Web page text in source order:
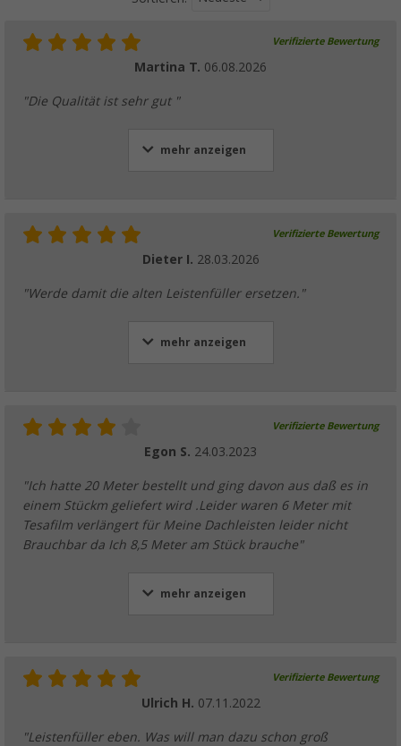
Verifizierte Bewertung
Martina T. 06.08.2026
"Die Qualität ist sehr gut "
mehr anzeigen
Verifizierte Bewertung
Dieter I. 28.03.2026
"Werde damit die alten Leistenfüller ersetzen."
mehr anzeigen
Verifizierte Bewertung
Egon S. 24.03.2023
"Ich hatte 20 Meter bestellt und ging davon aus daß es in
einem Stückm geliefert wird .Leider waren 6 Meter mit
Tesafilm verlängert für Meine Dachleisten leider nicht
Brauchbar da Ich 8,5 Meter am Stück brauche"
mehr anzeigen
Verifizierte Bewertung
Ulrich H. 07.11.2022
"Leistenfüller eben. Was will man dazu schon groß